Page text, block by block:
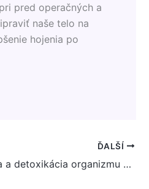
pred operačných a
naše telo na
hojenia po
ĎALŠÍ
Očista a detoxikácia organizmu aj formou energetického čistenia a liečenia